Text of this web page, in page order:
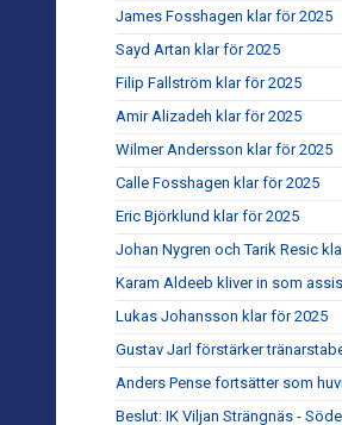
James Fosshagen klar för 2025
Sayd Artan klar för 2025
Filip Fallström klar för 2025
Amir Alizadeh klar för 2025
Wilmer Andersson klar för 2025
Calle Fosshagen klar för 2025
Eric Björklund klar för 2025
Johan Nygren och Tarik Resic
Karam Aldeeb kliver in som
Lukas Johansson klar för 2025
Gustav Jarl förstärker
Anders Pense fortsätter som
Beslut: IK Viljan Strängnäs -